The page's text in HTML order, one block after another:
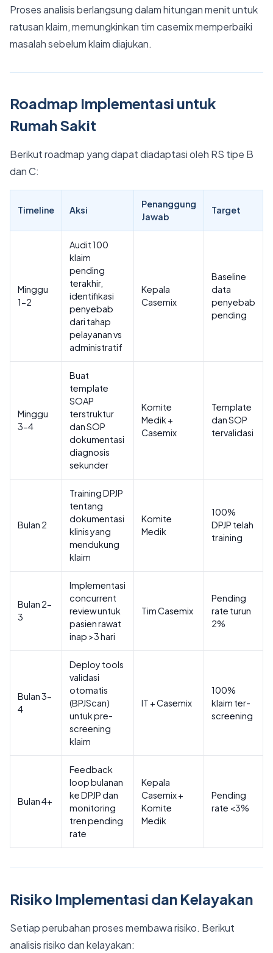
Proses analisis berlangsung dalam hitungan menit untuk
ratusan klaim, memungkinkan tim casemix memperbaiki
masalah sebelum klaim diajukan.
Roadmap Implementasi untuk
Rumah Sakit
Berikut roadmap yang dapat diadaptasi oleh RS tipe B
dan C:
Timeline Aksi
Penanggung
Jawab
Target
Minggu
1-2
Audit 100
klaim
pending
terakhir,
identifikasi
penyebab
dari tahap
pelayanan vs
administratif
Kepala
Casemix
Baseline
data
penyebab
pending
Minggu
3-4
Buat
template
SOAP
terstruktur
dan SOP
dokumentasi
diagnosis
sekunder
Komite
Medik +
Casemix
Template
dan SOP
tervalidasi
Bulan 2
Training DPJP
tentang
dokumentasi
klinis yang
mendukung
klaim
Komite
Medik
100%
DPJP telah
training
Bulan 2-
3
Implementasi
concurrent
review untuk
pasien rawat
inap >3 hari
Tim Casemix
Pending
rate turun
2%
Bulan 3-
4
Deploy tools
validasi
otomatis
(BPJScan)
untuk pre-
screening
klaim
IT + Casemix
100%
klaim ter-
screening
Bulan 4+
Feedback
loop bulanan
ke DPJP dan
monitoring
tren pending
rate
Kepala
Casemix +
Komite
Medik
Pending
rate <3%
Risiko Implementasi dan Kelayakan
Setiap perubahan proses membawa risiko. Berikut
analisis risiko dan kelayakan: